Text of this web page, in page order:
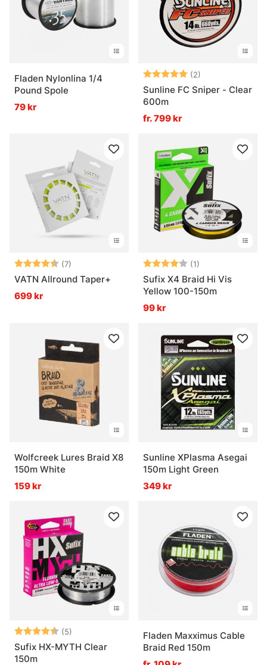
Fladen Nylonlina 1/4
Pound Spole
79 kr
Betyg: (2)
Sunline FC Sniper - Clear
600m
fr. 799 kr
Betyg: (7)
4.3 utav 5 stjärnor
VATN Allround Taper+
699 kr
Betyg: (1)
Sufix X4 Braid Hi Vis
Yellow 100-150m
99 kr
Wolfcreek Lures Braid X8
150m White
159 kr
Sunline XPlasma Asegai
150m Light Green
349 kr
Betyg: (5)
4.6 utav 5 stjärnor
Sufix HX-MYTH Clear
150m
Fladen Maxximus Cable
Braid Red 150m